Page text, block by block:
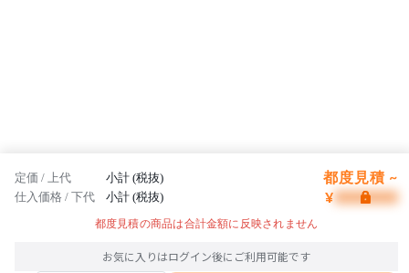
定価 / 上代 小計 (税抜) 都度見積 ~
仕入価格 / 下代 小計 (税抜) ¥
都度見積の商品は合計金額に反映されません
お気に入りはログイン後にご利用可能です